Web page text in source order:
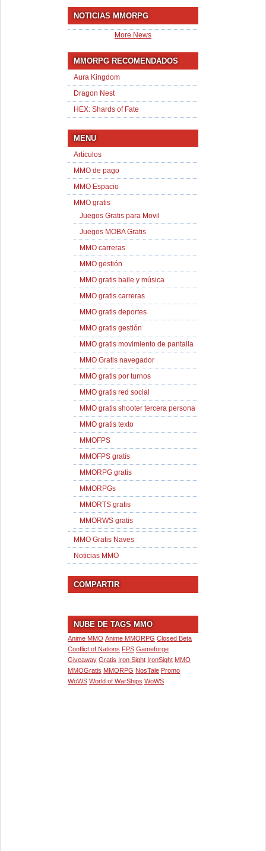
NOTICIAS MMORPG
More News
MMORPG RECOMENDADOS
Aura Kingdom
Dragon Nest
HEX: Shards of Fate
MENU
Articulos
MMO de pago
MMO Espacio
MMO gratis
Juegos Gratis para Movil
Juegos MOBA Gratis
MMO carreras
MMO gestión
MMO gratis baile y música
MMO gratis carreras
MMO gratis deportes
MMO gratis gestión
MMO gratis movimiento de pantalla
MMO Gratis navegador
MMO gratis por turnos
MMO gratis red social
MMO gratis shooter tercera persona
MMO gratis texto
MMOFPS
MMOFPS gratis
MMORPG gratis
MMORPGs
MMORTS gratis
MMORWS gratis
MMO Gratis Naves
Noticias MMO
COMPARTIR
NUBE DE TAGS MMO
Anime MMO Anime MMORPG Closed Beta
Conflict of Nations FPS Gameforge
Giveaway Gratis Iron Sight IronSight MMO
MMOGratis MMORPG NosTale Promo
WoWS World of WarShips WoWS